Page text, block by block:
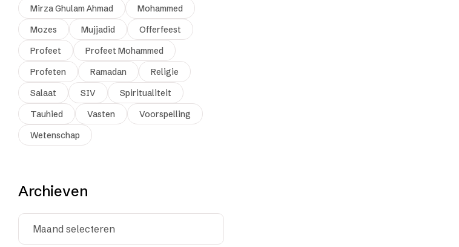
Mirza Ghulam Ahmad
Mohammed
Mozes
Mujjadid
Offerfeest
Profeet
Profeet Mohammed
Profeten
Ramadan
Religie
Salaat
SIV
Spiritualiteit
Tauhied
Vasten
Voorspelling
Wetenschap
Archieven